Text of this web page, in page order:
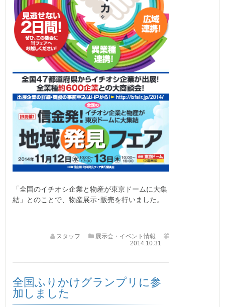
「全国のイチオシ企業と物産が東京ドームに大集
結」とのことで、物産展示･販売を行いました。
スタッフ
展示会・イベント情報
2014.10.31
全国ふりかけグランプリに参
加しました